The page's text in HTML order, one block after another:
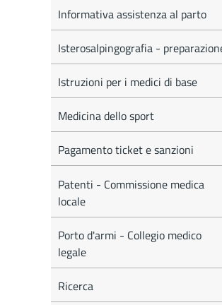
Informativa assistenza al parto
Isterosalpingografia -
Istruzioni per i medici di base
Medicina dello sport
Pagamento ticket e sanzioni
Patenti - Commissione medica
locale
Porto d'armi - Collegio medico
legale
Ricerca